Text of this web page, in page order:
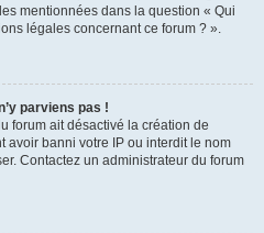
mentionnées dans la question « Qui
légales concernant ce forum ? ».
parviens pas !
forum ait désactivé la création de
avoir banni votre IP ou interdit le nom
Contactez un administrateur du forum